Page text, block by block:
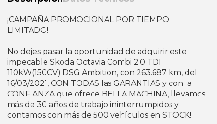
¡CAMPAÑA PROMOCIONAL POR TIEMPO
LIMITADO!
No dejes pasar la oportunidad de adquirir este
impecable Skoda Octavia Combi 2.0 TDI
110kW(150CV) DSG Ambition, con 263.687 km, del
16/03/2021, CON TODAS las GARANTIAS y con la
CONFIANZA que ofrece BELLA MACHINA, llevamos
más de 30 años de trabajo ininterrumpidos y
contamos con más de 500 vehículos en STOCK!